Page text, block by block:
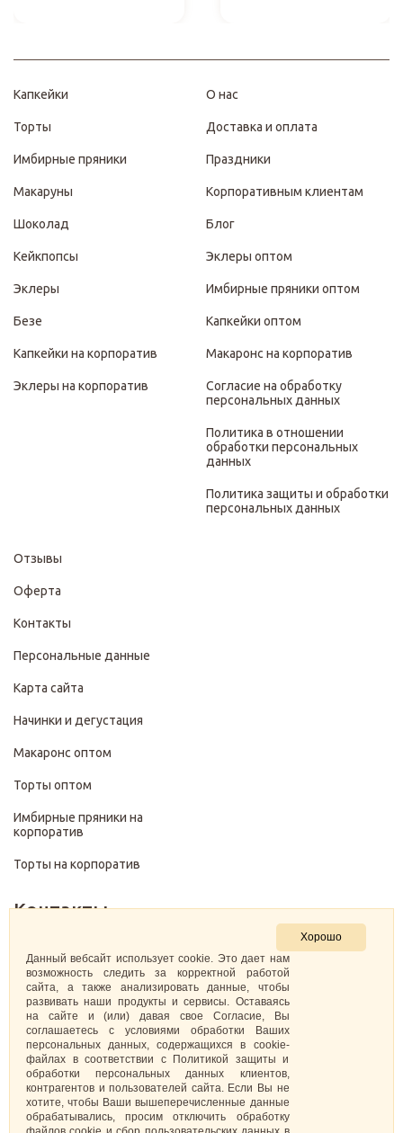
Капкейки
Торты
Имбирные пряники
Макаруны
Шоколад
Кейкпопсы
Эклеры
Безе
Капкейки на корпоратив
Эклеры на корпоратив
О нас
Доставка и оплата
Праздники
Корпоративным клиентам
Блог
Эклеры оптом
Имбирные пряники оптом
Капкейки оптом
Макаронс на корпоратив
Согласие на обработку
персональных данных
Политика в отношении
обработки персональных
данных
Политика защиты и обработки
персональных данных
Отзывы
Оферта
Контакты
Персональные данные
Карта сайта
Начинки и дегустация
Макаронс оптом
Торты оптом
Имбирные пряники на
корпоратив
Торты на корпоратив
Контакты
+7 (499) 322-28-29
pirojenka.rf@gmail.com
Москва, Павелецкая набережная 10к1
ИНН: 773575794220
Самозанятая Кретова Анастасия Юрьевна
Хорошо
Данный вебсайт использует cookie. Это дает нам
возможность следить за корректной работой
сайта, а также анализировать данные, чтобы
развивать наши продукты и сервисы. Оставаясь
на сайте и (или) давая свое Согласие, Вы
соглашаетесь с условиями обработки Ваших
персональных данных, содержащихся в cookie-
файлах в соответствии с Политикой защиты и
обработки персональных данных клиентов,
контрагентов и пользователей сайта. Если Вы не
хотите, чтобы Ваши вышеперечисленные данные
обрабатывались, просим отключить обработку